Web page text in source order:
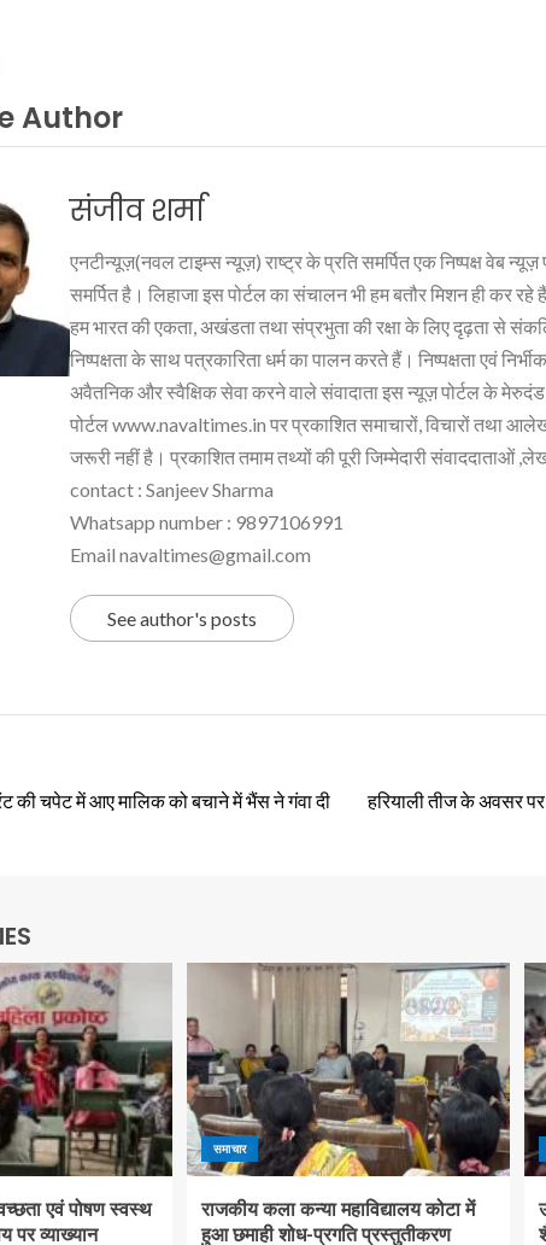
Author
संजीव शर्मा
एनटीन्यूज़(नवल टाइम्स न्यूज़) राष्ट्र के प्रति समर्पित एक निष्पक्ष वेब न्यूज़
समर्पित है। लिहाजा इस पोर्टल का संचालन भी हम बतौर मिशन ही कर रहे
हम भारत की एकता, अखंडता तथा संप्रभुता की रक्षा के लिए दृढ़ता से
निष्पक्षता के साथ पत्रकारिता धर्म का पालन करते हैं। निष्पक्षता एवं
अवैतनिक और स्वैक्षिक सेवा करने वाले संवादाता इस न्यूज़ पोर्टल के
पोर्टल www.navaltimes.in पर प्रकाशित समाचारों, विचारों तथा
जरूरी नहीं है। प्रकाशित तमाम तथ्यों की पूरी जिम्मेदारी संवाददाताओं
contact : Sanjeev Sharma
Whatsapp number : 9897106991
Email navaltimes@gmail.com
See author's posts
की चपेट में आए मालिक को बचाने में भैंस ने गंवा दी
हरियाली तीज के अवसर पर
एवं पोषण स्वस्थ
पर व्याख्यान
समाचार
राजकीय कला कन्या महाविद्यालय कोटा में
हुआ छमाही शोध-प्रगति प्रस्तुतीकरण